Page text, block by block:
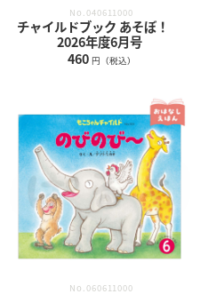
No.040611000
チャイルドブック あそぼ！
2026年度6月号
460 円（税込）
No.060611000